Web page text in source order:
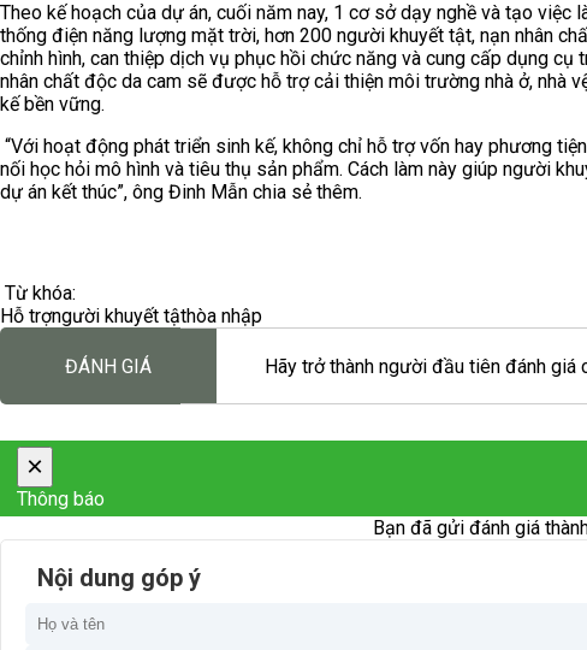
Theo kế hoạch của dự án, cuối năm nay, 1 cơ sở dạy nghề và tạo
thống điện năng lượng mặt trời, hơn 200 người khuyết tật, nạn nhân
chỉnh hình, can thiệp dịch vụ phục hồi chức năng và cung cấp dụng
nhân chất độc da cam sẽ được hỗ trợ cải thiện môi trường nhà ở, nhà
kế bền vững.
“Với hoạt động phát triển sinh kế, không chỉ hỗ trợ vốn hay phương
nối học hỏi mô hình và tiêu thụ sản phẩm. Cách làm này giúp người
dự án kết thúc”, ông Đinh Mẫn chia sẻ thêm.
Từ khóa:
Hỗ trợngười khuyết tậthòa nhập
ĐÁNH GIÁ Hãy trở thành người đầu tiên đánh giá
×
Thông báo
Bạn đã gửi đánh giá
Nội dung góp ý